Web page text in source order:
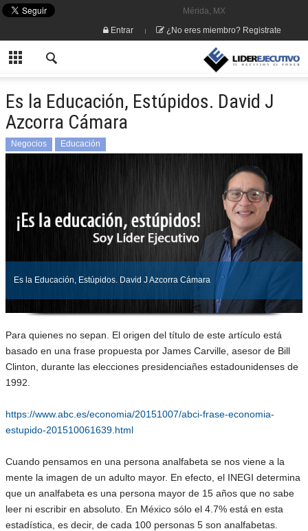
Mérida, MX
Entrar
¿No eres miembro? Registrate
Es la Educación, Estúpidos. David J
Azcorra Cámara
Negocios Educación
Es la Educación, Estúpidos. David J Azcorra Cámara
Para quienes no sepan. El origen del título de este artículo está
basado en una frase propuesta por James Carville, asesor de Bill
Clinton, durante las elecciones presidenciañes estadounidenses de
1992.
https://www.abc.es/economia/20151007/abci-frase-economia-
estupido-201510061639.html
Cuando pensamos en una persona analfabeta se nos viene a la
mente la imagen de un adulto mayor. En efecto, el INEGI determina
que un analfabeta es una persona mayor de 15 años que no sabe
leer ni escribir en absoluto. En México sólo el 4.7% está en esta
estadística, es decir, de cada 100 personas 5 son analfabetas.